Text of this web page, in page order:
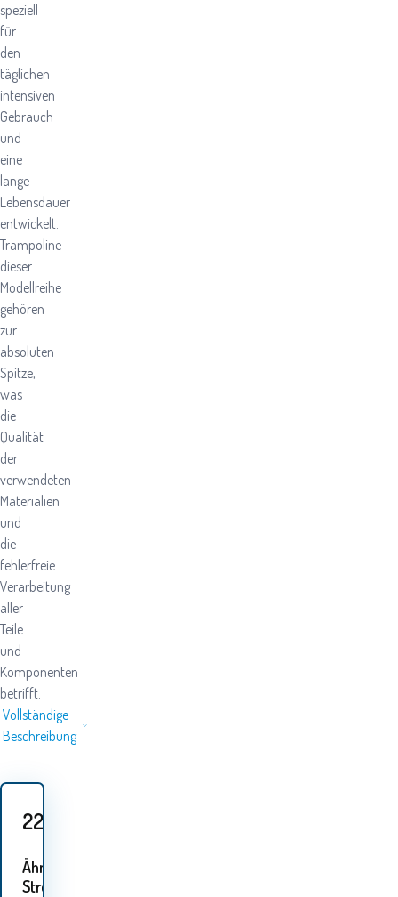
speziell
für
den
täglichen
intensiven
Gebrauch
und
eine
lange
Lebensdauer
entwickelt.
Trampoline
dieser
Modellreihe
gehören
zur
absoluten
Spitze,
was
die
Qualität
der
verwendeten
Materialien
und
die
fehlerfreie
Verarbeitung
aller
Teile
und
Komponenten
betrifft.
Vollständige
Beschreibung
221.20
Ähnliche
Ströme: